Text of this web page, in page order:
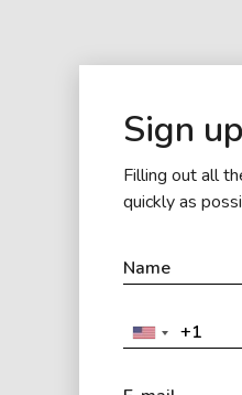
Sign
Filling out all
quickly as